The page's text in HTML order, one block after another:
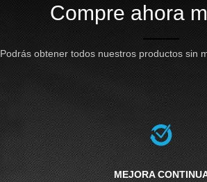
Compre ahora
Podrás obtener todos nuestros productos sin
MEJORA